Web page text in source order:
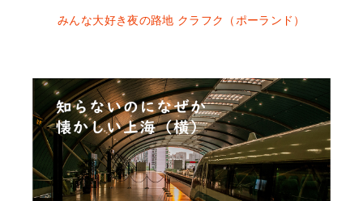
みんな大好き夜の路地 クラフク（ポーランド）